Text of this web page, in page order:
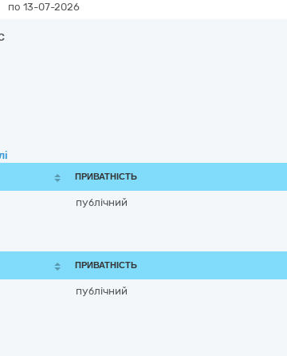
по 13-07-2026
ПРИВАТНІСТЬ
публічний
ПРИВАТНІСТЬ
публічний